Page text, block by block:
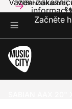
Vážení zákazníci,
Vážení
informací
Začněte